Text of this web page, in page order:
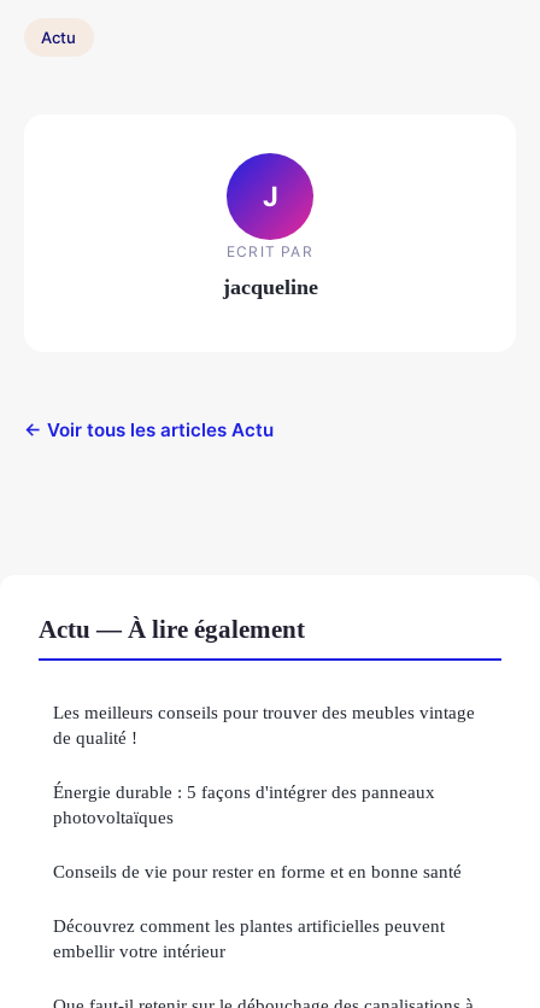
Actu
J
ECRIT PAR
jacqueline
← Voir tous les articles Actu
Actu — À lire également
Les meilleurs conseils pour trouver des meubles vintage
de qualité !
Énergie durable : 5 façons d'intégrer des panneaux
photovoltaïques
Conseils de vie pour rester en forme et en bonne santé
Découvrez comment les plantes artificielles peuvent
embellir votre intérieur